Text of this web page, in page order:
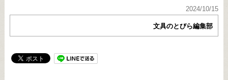
2024/10/15
文具のとびら編集部